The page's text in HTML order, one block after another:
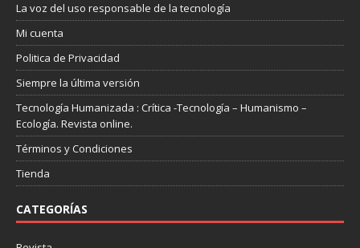
La voz del uso responsable de la tecnología
Mi cuenta
Politica de Privacidad
Siempre la última versión
Tecnología Humanizada : Crítica -Tecnología – Humanismo –
Ecología. Revista online.
Términos y Condiciones
Tienda
CATEGORÍAS